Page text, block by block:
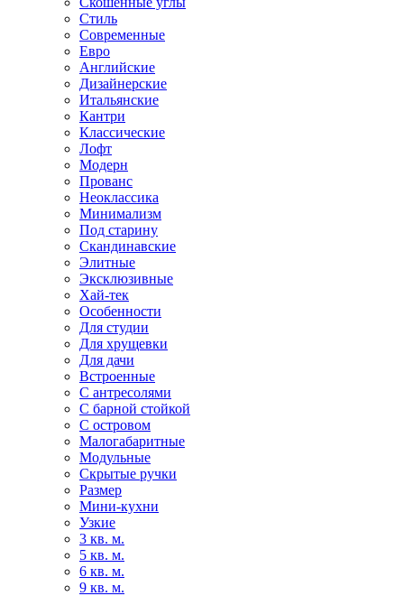
Стиль
Современные
Евро
Английские
Дизайнерские
Итальянские
Кантри
Классические
Лофт
Модерн
Прованс
Неоклассика
Минимализм
Под старину
Скандинавские
Элитные
Эксклюзивные
Хай-тек
Особенности
Для студии
Для хрущевки
Для дачи
Встроенные
С антресолями
С барной стойкой
С островом
Малогабаритные
Модульные
Скрытые ручки
Размер
Мини-кухни
Узкие
3 кв. м.
5 кв. м.
6 кв. м.
9 кв. м.